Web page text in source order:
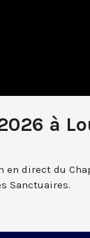
à
en direct du
Sanctuaires.